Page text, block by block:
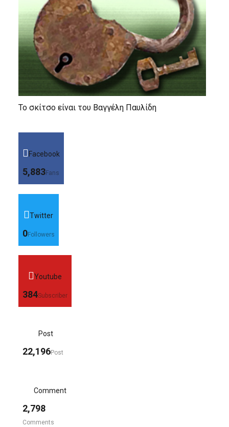
Το σκίτσο είναι του Βαγγέλη Παυλίδη
Facebook
5,883Fans
Twitter
0Followers
Youtube
384Subscriber
Post
22,196Post
Comment
2,798
Comments